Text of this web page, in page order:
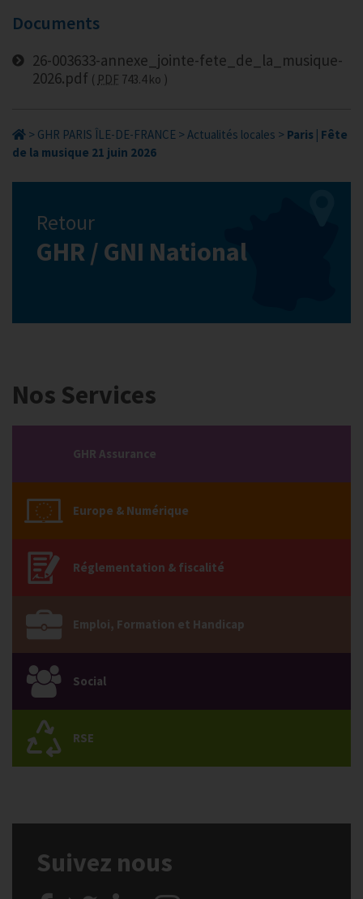
Documents
26-003633-annexe_jointe-fete_de_la_musique-
2026.pdf
PDF 743.4 ko
> GHR PARIS ÎLE-DE-FRANCE > Actualités locales > Paris | Fête
de la musique 21 juin 2026
Retour
GHR / GNI National
Nos Services
GHR Assurance
Europe & Numérique
Réglementation & fiscalité
Emploi, Formation et Handicap
Social
RSE
Suivez nous